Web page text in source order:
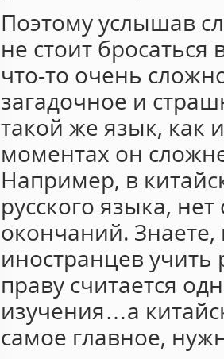
Поэтому услышав
не стоит бросаться
что-то очень
загадочное и
такой же язык, как
моментах он
Например, в
русского языка,
окончаний. Знаете,
иностранцев учить
праву считается
изучения…а
самое главное,